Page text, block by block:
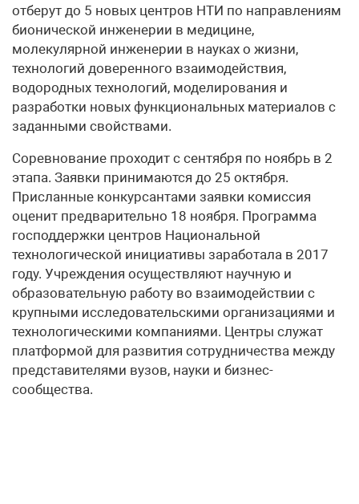
отберут до 5 новых центров НТИ по направлениям
бионической инженерии в медицине,
молекулярной инженерии в науках о жизни,
технологий доверенного взаимодействия,
водородных технологий, моделирования и
разработки новых функциональных материалов с
заданными свойствами.
Соревнование проходит с сентября по ноябрь в 2
этапа. Заявки принимаются до 25 октября.
Присланные конкурсантами заявки комиссия
оценит предварительно 18 ноября. Программа
господдержки центров Национальной
технологической инициативы заработала в 2017
году. Учреждения осуществляют научную и
образовательную работу во взаимодействии с
крупными исследовательскими организациями и
технологическими компаниями. Центры служат
платформой для развития сотрудничества между
представителями вузов, науки и бизнес-
сообщества.